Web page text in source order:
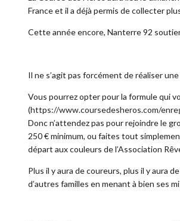
France et il a déjà permis de collecter
Cette année encore, Nanterre 92
Il ne s’agit pas forcément de réaliser
Vous pourrez opter pour la formule qui
(https://www.coursedesheros.com/
Donc n’attendez pas pour rejoindre le
250 € minimum, ou faites tout
départ aux couleurs de l’Association
Plus il y aura de coureurs, plus il y aura
d’autres familles en menant à bien ses